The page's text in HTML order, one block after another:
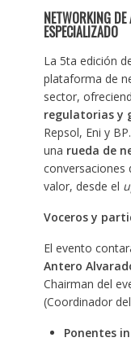
NETWORKING
ESPECIALIZADO
La 5ta edición
plataforma de
sector,
regulatorias y
Repsol, Eni y
una rueda de
conversaciones
valor, desde el
Voceros y
El evento
Antero
Chairman del
(Coordinador del
Ponentes